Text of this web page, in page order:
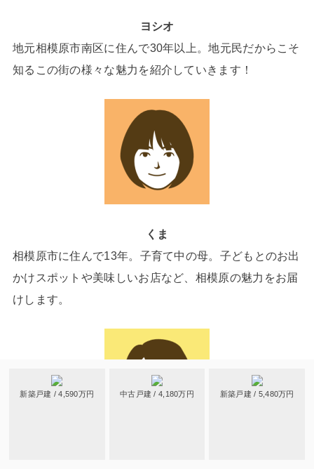
新築戸建 / 4,590万円 中古戸建 / 4,180万円 新築戸建 / 5,480万円
ヨシオ
地元相模原市南区に住んで30年以上。地元民だからこそ
知るこの街の様々な魅力を紹介していきます！
くま
相模原市に住んで13年。子育て中の母。子どもとのお出
かけスポットや美味しいお店など、相模原の魅力をお届
けします。